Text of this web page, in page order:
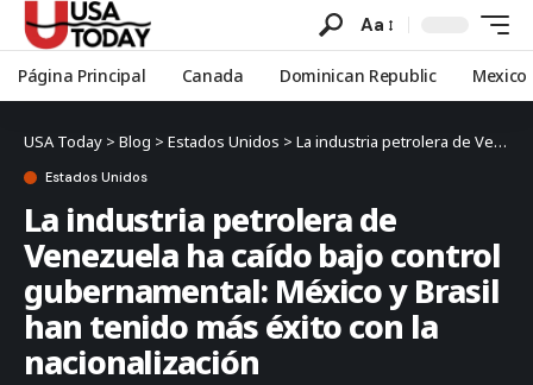
Aa
Página Principal Canada Dominican Republic Mexico
USA Today > Blog > Estados Unidos > La industria petrolera de Venezuela ha caído bajo control gubernamental: México y Brasil han tenido más éxito con la nacionalización
Estados Unidos
La industria petrolera de
Venezuela ha caído bajo control
gubernamental: México y Brasil
han tenido más éxito con la
nacionalización